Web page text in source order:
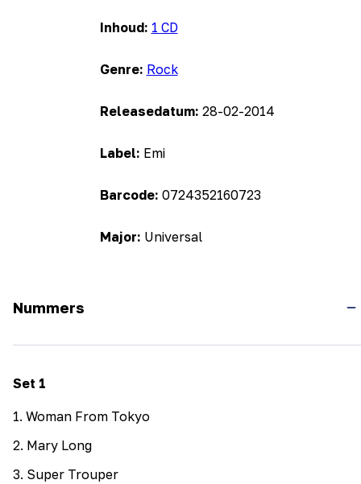
Inhoud: 1 CD
Genre: Rock
Releasedatum: 28-02-2014
Label: Emi
Barcode: 0724352160723
Major: Universal
Nummers
Set 1
1. Woman From Tokyo
2. Mary Long
3. Super Trouper